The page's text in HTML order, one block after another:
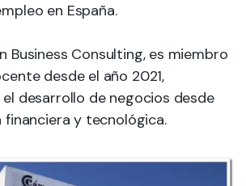
en España.
Business Consulting, es miembro
desde el año 2021,
desarrollo de negocios desde
financiera y tecnológica.